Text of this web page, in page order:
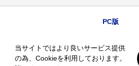
PC版
当サイトではより良いサービス提供
の為、Cookieを利用しております。